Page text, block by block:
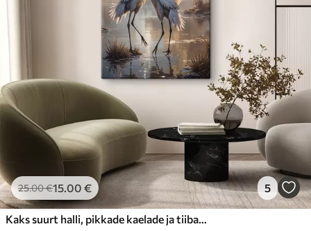
25.00€15.00 € 5
Kaks suurt halli, pikkade kaelade ja tiibadega kraanat, mis seisavad puudest ümbritsetud udujärves